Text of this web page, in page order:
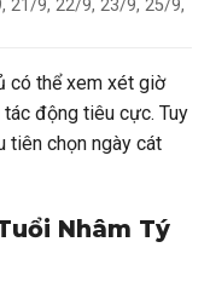
21/9, 22/9, 23/9, 25/9,
có thể xem xét giờ
động tiêu cực. Tuy
tiên chọn ngày cát
Nhâm Tý